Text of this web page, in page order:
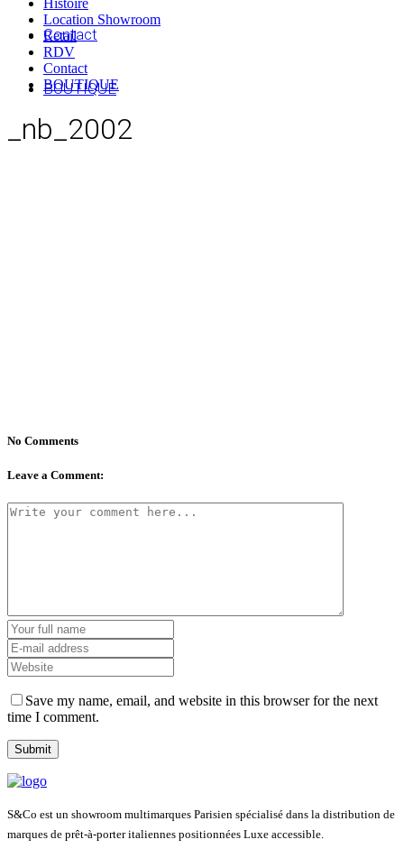
Contact
BOUTIQUE
Histoire
Location Showroom
Retail
RDV
Contact
BOUTIQUE
_nb_2002
No Comments
Leave a Comment:
Save my name, email, and website in this browser for the next
time I comment.
S&Co est un showroom multimarques Parisien spécialisé dans la distribution de
marques de prêt-à-porter italiennes positionnées Luxe accessible.